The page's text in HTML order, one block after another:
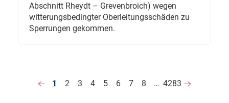
Abschnitt Rheydt – Grevenbroich) wegen
witterungsbedingter Oberleitungsschäden zu
Sperrungen gekommen.
1 2 3 4 5 6 7 8 … 4283